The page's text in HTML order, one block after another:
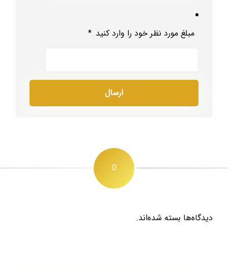
مبلغ مورد نظر خود را وارد کنید *
0
دیدگاه‌ها بسته شده‌اند.